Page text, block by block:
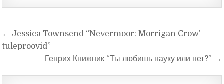
Navigeerimine
← Jessica Townsend “Nevermoor: Morrigan Crow’
tuleproovid”
Генрих Книжник “Ты любишь науку или нет?” →